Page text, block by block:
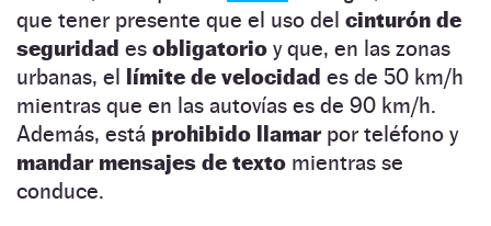
que tener presente que el uso del cinturón de
seguridad es obligatorio y que, en las zonas
urbanas, el límite de velocidad es de 50 km/h
mientras que en las autovías es de 90 km/h.
Además, está prohibido llamar por teléfono y
mandar mensajes de texto mientras se
conduce.